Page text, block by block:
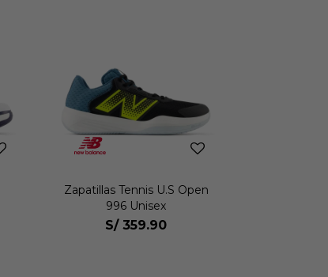
Zapatillas Tennis U.S Open
996 Unisex
S/ 359.90